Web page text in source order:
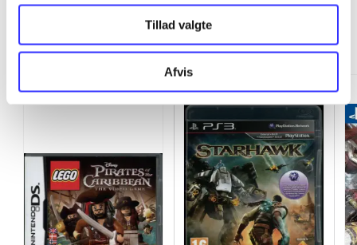
Tillad valgte
Afvis